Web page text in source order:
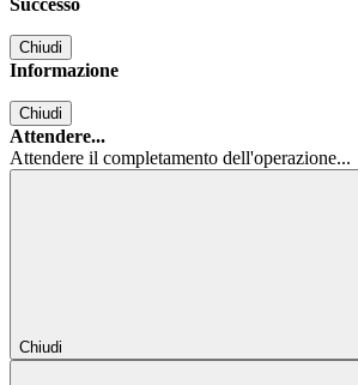
Successo
Chiudi
Informazione
Chiudi
Attendere...
Attendere il completamento dell'operazione...
Chiudi